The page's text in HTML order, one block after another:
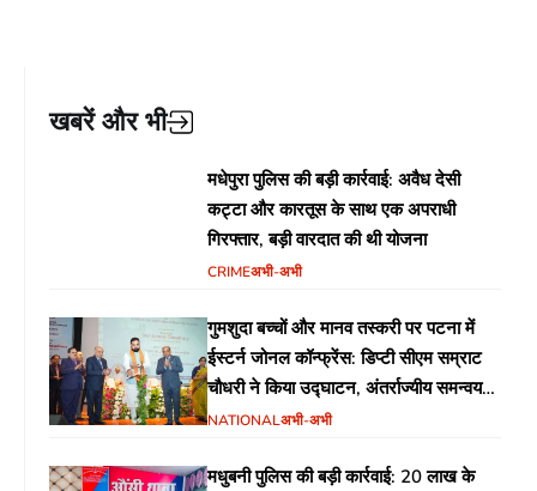
खबरें और भी
मधेपुरा पुलिस की बड़ी कार्रवाई: अवैध देसी
कट्टा और कारतूस के साथ एक अपराधी
गिरफ्तार, बड़ी वारदात की थी योजना
CRIMEअभी-अभी
गुमशुदा बच्चों और मानव तस्करी पर पटना में
ईस्टर्न जोनल कॉन्फ्रेंस: डिप्टी सीएम सम्राट
चौधरी ने किया उद्घाटन, अंतर्राज्यीय समन्वय
पर जोर
NATIONALअभी-अभी
मधुबनी पुलिस की बड़ी कार्रवाई: 20 लाख के